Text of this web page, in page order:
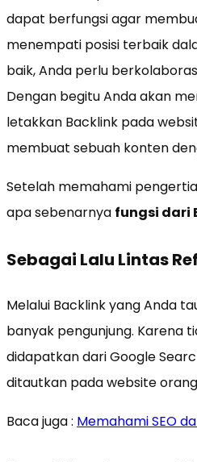
dapat berfungsi agar
menempati posisi terbaik
baik, Anda perlu
Dengan begitu Anda akan
letakkan Backlink pada
membuat sebuah konten
Setelah memahami
apa sebenarnya fungsi dari
Sebagai Lalu Lintas
Melalui Backlink yang Anda
banyak pengunjung. Karena
didapatkan dari Google
ditautkan pada website
Baca juga : Memahami SEO